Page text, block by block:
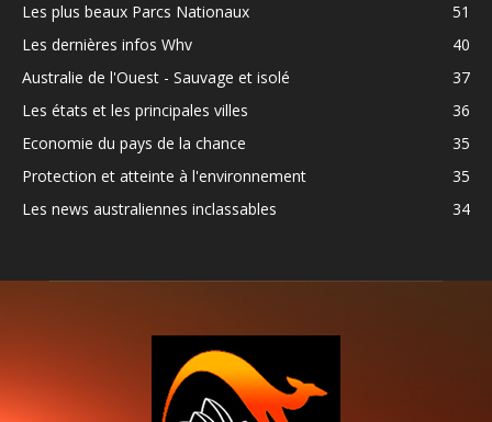
Les plus beaux Parcs Nationaux
51
Les dernières infos Whv
40
Australie de l'Ouest - Sauvage et isolé
37
Les états et les principales villes
36
Economie du pays de la chance
35
Protection et atteinte à l'environnement
35
Les news australiennes inclassables
34